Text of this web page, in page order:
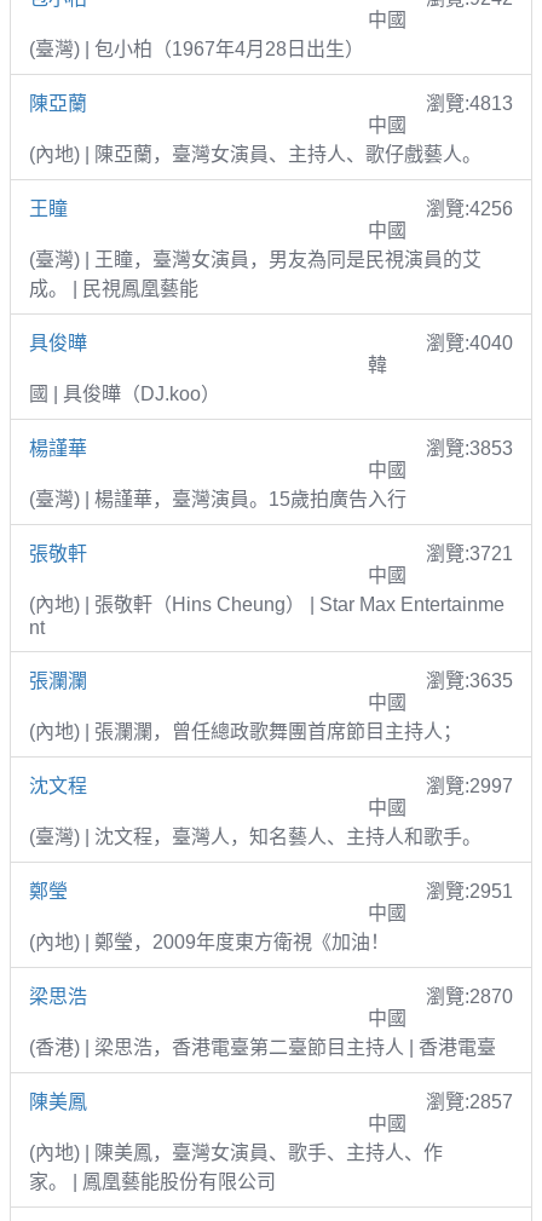
中國
(臺灣) | 包小柏（1967年4月28日出生）
陳亞蘭
瀏覽:4813
中國
(內地) | 陳亞蘭，臺灣女演員、主持人、歌仔戲藝人。
王瞳
瀏覽:4256
中國
(臺灣) | 王瞳，臺灣女演員，男友為同是民視演員的艾
成。 | 民視鳳凰藝能
具俊曄
瀏覽:4040
韓
國 | 具俊曄（DJ.koo）
楊謹華
瀏覽:3853
中國
(臺灣) | 楊謹華，臺灣演員。15歲拍廣告入行
張敬軒
瀏覽:3721
中國
(內地) | 張敬軒（Hins Cheung） | Star Max Entertainme
nt
張瀾瀾
瀏覽:3635
中國
(內地) | 張瀾瀾，曾任總政歌舞團首席節目主持人；
沈文程
瀏覽:2997
中國
(臺灣) | 沈文程，臺灣人，知名藝人、主持人和歌手。
鄭瑩
瀏覽:2951
中國
(內地) | 鄭瑩，2009年度東方衛視《加油！
梁思浩
瀏覽:2870
中國
(香港) | 梁思浩，香港電臺第二臺節目主持人 | 香港電臺
陳美鳳
瀏覽:2857
中國
(內地) | 陳美鳳，臺灣女演員、歌手、主持人、作
家。 | 鳳凰藝能股份有限公司